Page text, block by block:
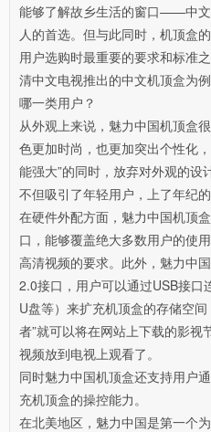
能够了解故乡生活的窗口——中
人的首选。但与此同时，机顶盒
用户选购时最重要的要求和标准
清中文电视推出的中文机顶盒为
哪一类用户？
从外观上来说，魅力中国机顶盒
色更加时尚，也更加突出个性化
能强大”的同时，放弃对外观的设
不但吸引了年轻用户，上了年纪
在硬件外配方面，魅力中国机顶
口，能够覆盖绝大多数用户的使
高清视频的要求。此外，魅力中
2.0接口，用户可以通过USB接口
U盘等）来扩充机顶盒的存储空
者”就可以将在网站上下载的影视
视频放到电视上观看了。
同时魅力中国机顶盒还支持用户
充机顶盒的操控能力。
在北美地区，魅力中国是第一个